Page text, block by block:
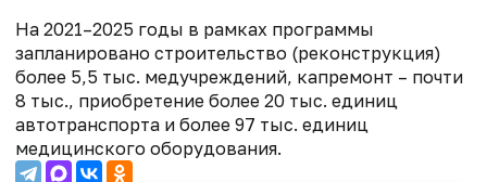
На 2021–2025 годы в рамках программы
запланировано строительство (реконструкция)
более 5,5 тыс. медучреждений, капремонт – почти
8 тыс., приобретение более 20 тыс. единиц
автотранспорта и более 97 тыс. единиц
медицинского оборудования.